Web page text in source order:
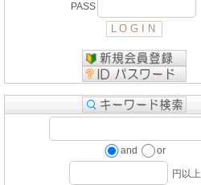
PASS
and or
円以上